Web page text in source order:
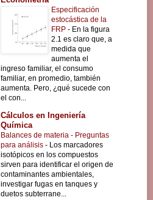
Especificación
estocástica de la
FRP - En la figura
2.1 es claro que, a
medida que
aumenta el
ingreso familiar, el consumo
familiar, en promedio, también
aumenta. Pero, ¿qué sucede con
el con...
Cálculos en Ingeniería
Química
Balances de materia - Preguntas
para análisis - Los marcadores
isotópicos en los compuestos
sirven para identificar el origen de
contaminantes ambientales,
investigar fugas en tanques y
duetos subterrane...